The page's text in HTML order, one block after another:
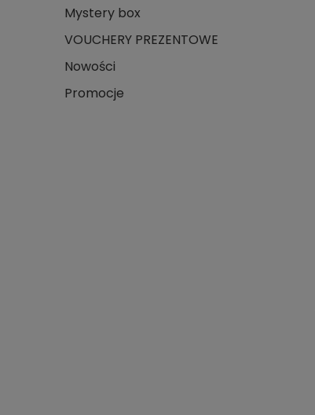
Mystery box
VOUCHERY PREZENTOWE
Nowości
Promocje